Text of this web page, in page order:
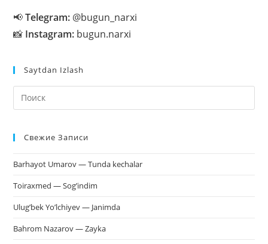
📢Telegram: @bugun_narxi
📸 Instagram: bugun.narxi
Saytdan Izlash
Свежие Записи
Barhayot Umarov — Tunda kechalar
Toiraxmed — Sog’indim
Ulug’bek Yo’lchiyev — Janimda
Bahrom Nazarov — Zayka